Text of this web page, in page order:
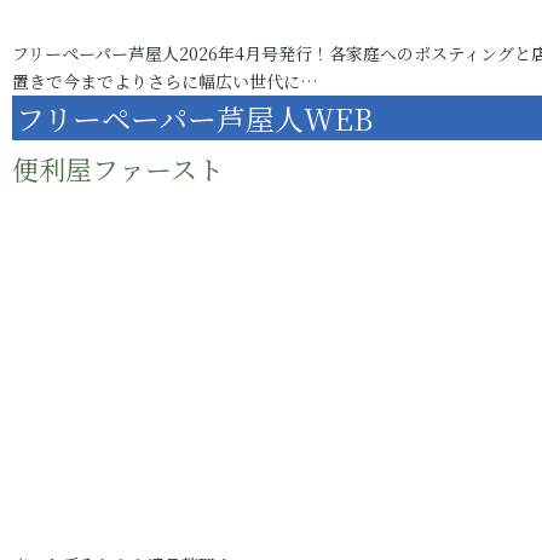
フリーペーパー芦屋人2026年4月号発行！各家庭へのポスティングと
置きで今までよりさらに幅広い世代に…
フリーペーパー芦屋人WEB
便利屋ファースト